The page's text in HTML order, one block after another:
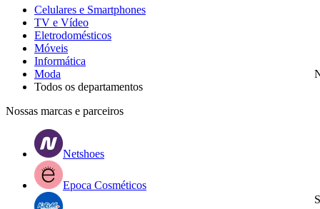
Celulares e Smartphones
TV e Vídeo
Eletrodomésticos
Móveis
Informática
Moda
Todos os departamentos
Nossas marcas e parceiros
Netshoes
Epoca Cosméticos